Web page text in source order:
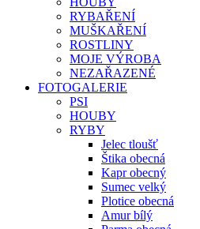
RYBAŘENÍ
MUŠKAŘENÍ
ROSTLINY
MOJE VÝROBA
NEZAŘAZENÉ
FOTOGALERIE
PSI
HOUBY
RYBY
Jelec tloušť
Štika obecná
Kapr obecný
Sumec velký
Plotice obecná
Amur bílý